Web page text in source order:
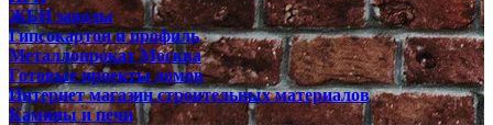
ЖБИ заводы
Гипсокартон и профиль
Металлопрокат Москва
Готовые проекты домов
Интернет магазин строительных материалов
Камины и печи